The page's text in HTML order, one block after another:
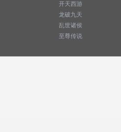
开天西游
龙破九天
乱世诸侯
至尊传说